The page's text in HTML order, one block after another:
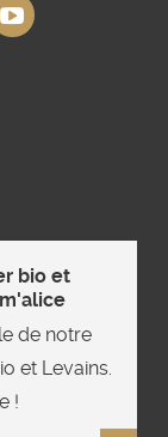
bio et
de notre
et Levains.
!